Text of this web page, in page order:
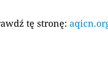
tę stronę: